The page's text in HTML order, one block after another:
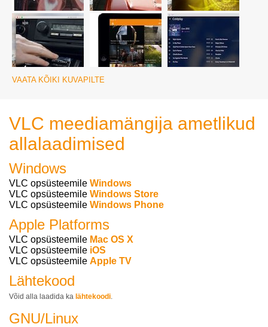
VAATA KÕIKI KUVAPILTE
VLC meediamängija ametlikud
allalaadimised
Windows
VLC opsüsteemile Windows
VLC opsüsteemile Windows Store
VLC opsüsteemile Windows Phone
Apple Platforms
VLC opsüsteemile Mac OS X
VLC opsüsteemile iOS
VLC opsüsteemile Apple TV
Lähtekood
Võid alla laadida ka lähtekoodi.
GNU/Linux